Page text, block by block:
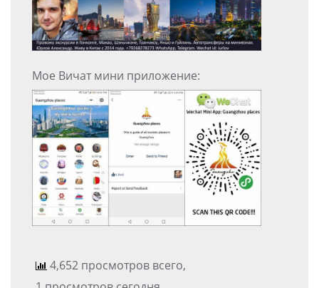
Мое Вичат мини приложение:
4,652 просмотров всего,